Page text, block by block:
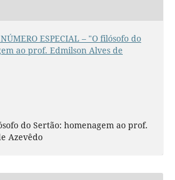
ESPECIAL – "O filósofo do
ao prof. Edmilson Alves de
do Sertão: homenagem ao prof.
Azevêdo